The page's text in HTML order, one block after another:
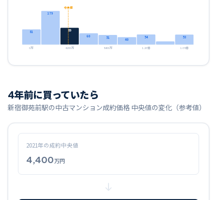
81
179
89
60 51 40
54 53
0万 4200万 8400万 1.26億 1.68億
中央値
4年前に買っていたら
新宿御苑前駅の中古マンション成約価格 中央値の変化（参考値）
2021年の成約中央値
4,400万円